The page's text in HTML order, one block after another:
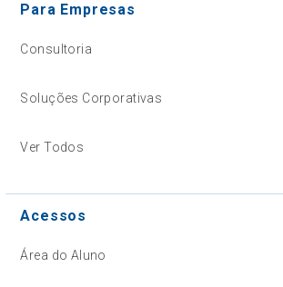
Para Empresas
Consultoria
Soluções Corporativas
Ver Todos
Acessos
Área do Aluno